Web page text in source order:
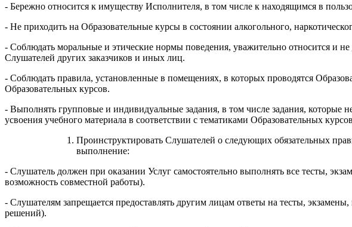
- Бережно относится к имуществу Исполнителя, в том числе к находящимся в
- Не приходить на Образовательные курсы в состоянии алкогольного,
- Соблюдать моральные и этические нормы поведения, уважительно относится и
Слушателей других заказчиков и иных лиц.
- Соблюдать правила, установленные в помещениях, в которых проводятся
Образовательных курсов.
- Выполнять групповые и индивидуальные задания, в том числе задания, которые
усвоения учебного материала в соответствии с тематиками Образовательных
Проинструктировать Слушателей о следующих обязательных
выполнение:
- Слушатель должен при оказании Услуг самостоятельно выполнять все тесты,
возможность совместной работы).
- Слушателям запрещается предоставлять другим лицам ответы на тесты,
решений).